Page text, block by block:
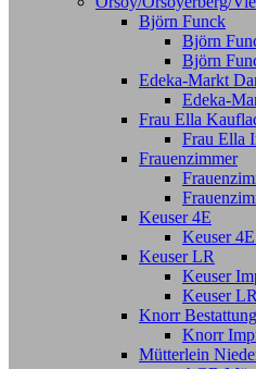
Björn Funck
Björn
Björn
Edeka-Markt
Edeka-
Frau Ella
Frau Ella
Frauenzimmer
Keuser 4E
Keuser
Keuser LR
Keuser
Keuser
Knorr
Knorr
Mütterlein